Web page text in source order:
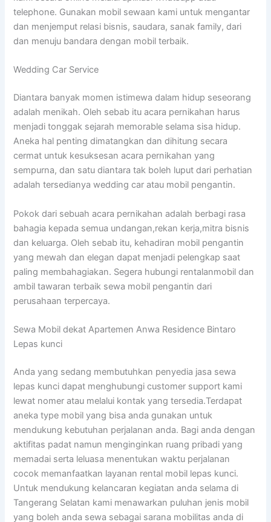
telephone. Gunakan mobil sewaan kami untuk mengantar
dan menjemput relasi bisnis, saudara, sanak family, dari
dan menuju bandara dengan mobil terbaik.
Wedding Car Service
Diantara banyak momen istimewa dalam hidup seseorang
adalah menikah. Oleh sebab itu acara pernikahan harus
menjadi tonggak sejarah memorable selama sisa hidup.
Aneka hal penting dimatangkan dan dihitung secara
cermat untuk kesuksesan acara pernikahan yang
sempurna, dan satu diantara tak boleh luput dari perhatian
adalah tersedianya wedding car atau mobil pengantin.
Pokok dari sebuah acara pernikahan adalah berbagi rasa
bahagia kepada semua undangan,rekan kerja,mitra bisnis
dan keluarga. Oleh sebab itu, kehadiran mobil pengantin
yang mewah dan elegan dapat menjadi pelengkap saat
paling membahagiakan. Segera hubungi rentalanmobil dan
ambil tawaran terbaik sewa mobil pengantin dari
perusahaan terpercaya.
Sewa Mobil dekat Apartemen Anwa Residence Bintaro
Lepas kunci
Anda yang sedang membutuhkan penyedia jasa sewa
lepas kunci dapat menghubungi customer support kami
lewat nomer atau melalui kontak yang tersedia.Terdapat
aneka type mobil yang bisa anda gunakan untuk
mendukung kebutuhan perjalanan anda. Bagi anda dengan
aktifitas padat namun menginginkan ruang pribadi yang
memadai serta leluasa menentukan waktu perjalanan
cocok memanfaatkan layanan rental mobil lepas kunci.
Untuk mendukung kelancaran kegiatan anda selama di
Tangerang Selatan kami menawarkan puluhan jenis mobil
yang boleh anda sewa sebagai sarana mobilitas anda di